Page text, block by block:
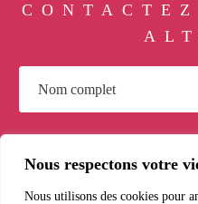
Nous respectons votre
Nous utilisons des cookies pour